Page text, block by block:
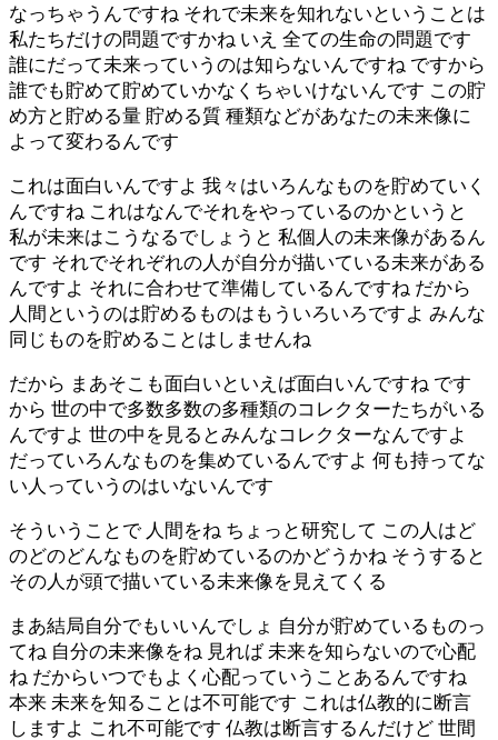
なっちゃうんですね それで未来を知れないということは
私たちだけの問題ですかね いえ 全ての生命の問題です
誰にだって未来っていうのは知らないんですね ですから
誰でも貯めて貯めていかなくちゃいけないんです この貯
め方と貯める量 貯める質 種類などがあなたの未来像に
よって変わるんです
これは面白いんですよ 我々はいろんなものを貯めていく
んですね これはなんでそれをやっているのかというと
私が未来はこうなるでしょうと 私個人の未来像があるん
です それでそれぞれの人が自分が描いている未来がある
んですよ それに合わせて準備しているんですね だから
人間というのは貯めるものはもういろいろですよ みんな
同じものを貯めることはしませんね
だから まあそこも面白いといえば面白いんですね です
から 世の中で多数多数の多種類のコレクターたちがいる
んですよ 世の中を見るとみんなコレクターなんですよ
だっていろんなものを集めているんですよ 何も持ってな
い人っていうのはいないんです
そういうことで 人間をね ちょっと研究して この人はど
のどのどんなものを貯めているのかどうかね そうすると
その人が頭で描いている未来像を見えてくる
まあ結局自分でもいいんでしょ 自分が貯めているものっ
てね 自分の未来像をね 見れば 未来を知らないので心配
ね だからいつでもよく心配っていうことあるんですね
本来 未来を知ることは不可能です これは仏教的に断言
しますよ これ不可能です 仏教は断言するんだけど 世間